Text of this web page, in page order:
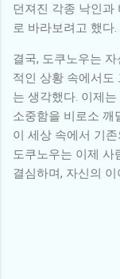
던져진 각종 낙인과
로 바라보려고 했다.
결국, 도쿠노우는
적인 상황 속에서도
는 생각했다. 이제
소중함을 비로소 깨
이 세상 속에서 기
도쿠노우는 이제 사
결심하며, 자신의